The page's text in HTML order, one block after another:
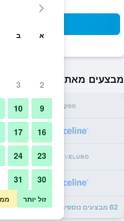
מבצעים מאת₪996
ספק
62 מבצעים נוספים לFour Seasons Resort Dubai At Jumeirah Beach
א ב
2
3
9
10
16
17
23
24
30
31
זול יותר